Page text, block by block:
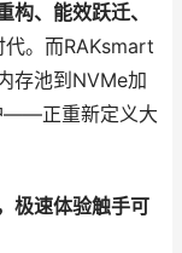
构、能效跃迁、
代。而RAKsmart
存池到NVMe加
——正重新定义大
极速体验触手可